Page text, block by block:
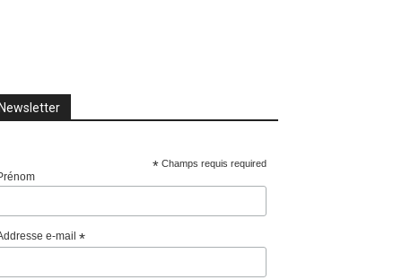
* Champs requis required
e-mail *